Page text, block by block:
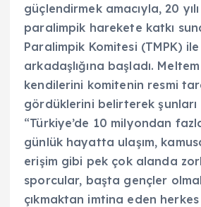
güçlendirmek amacıyla, 20
paralimpik harekete katkı
Paralimpik Komitesi (TMPK)
arkadaşlığına başladı.
kendilerini komitenin resmi
gördüklerini belirterek
“Türkiye’de 10 milyondan
günlük hayatta ulaşım,
erişim gibi pek çok alanda
sporcular, başta gençler
çıkmaktan imtina eden